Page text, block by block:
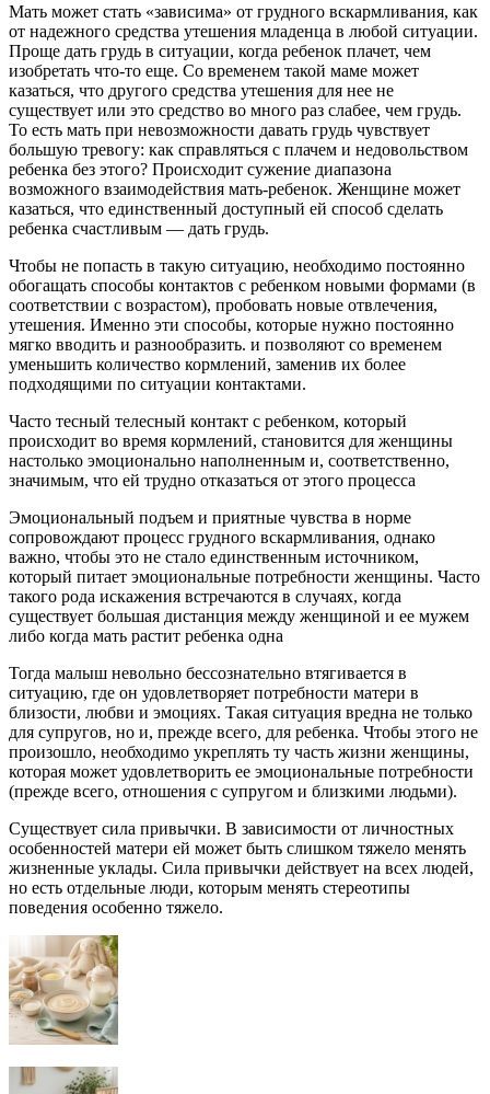
Мать может стать «зависима» от грудного вскармливания, как
от надежного средства утешения младенца в любой ситуации.
Проще дать грудь в ситуации, когда ребенок плачет, чем
изобретать что-то еще. Со временем такой маме может
казаться, что другого средства утешения для нее не
существует или это средство во много раз слабее, чем грудь.
То есть мать при невозможности давать грудь чувствует
большую тревогу: как справляться с плачем и недовольством
ребенка без этого? Происходит сужение диапазона
возможного взаимодействия мать-ребенок. Женщине может
казаться, что единственный доступный ей способ сделать
ребенка счастливым — дать грудь.
Чтобы не попасть в такую ситуацию, необходимо постоянно
обогащать способы контактов с ребенком новыми формами (в
соответствии с возрастом), пробовать новые отвлечения,
утешения. Именно эти способы, которые нужно постоянно
мягко вводить и разнообразить. и позволяют со временем
уменьшить количество кормлений, заменив их более
подходящими по ситуации контактами.
Часто тесный телесный контакт с ребенком, который
происходит во время кормлений, становится для женщины
настолько эмоционально наполненным и, соответственно,
значимым, что ей трудно отказаться от этого процесса
Эмоциональный подъем и приятные чувства в норме
сопровождают процесс грудного вскармливания, однако
важно, чтобы это не стало единственным источником,
который питает эмоциональные потребности женщины. Часто
такого рода искажения встречаются в случаях, когда
существует большая дистанция между женщиной и ее мужем
либо когда мать растит ребенка одна
Тогда малыш невольно бессознательно втягивается в
ситуацию, где он удовлетворяет потребности матери в
близости, любви и эмоциях. Такая ситуация вредна не только
для супругов, но и, прежде всего, для ребенка. Чтобы этого не
произошло, необходимо укреплять ту часть жизни женщины,
которая может удовлетворить ее эмоциональные потребности
(прежде всего, отношения с супругом и близкими людьми).
Существует сила привычки. В зависимости от личностных
особенностей матери ей может быть слишком тяжело менять
жизненные уклады. Сила привычки действует на всех людей,
но есть отдельные люди, которым менять стереотипы
поведения особенно тяжело.